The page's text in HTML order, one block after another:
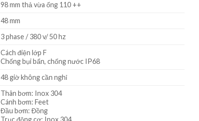
98 mm thả vừa ống 110 ++
48 mm
3 phase / 380 v/ 50 hz
Cách điện lớp F
Chống bụi bẩn, chống nước IP68
48 giờ không cần nghỉ
Thân bơm: Inox 304
Cánh bơm: Feet
Đầu bơm: Đồng